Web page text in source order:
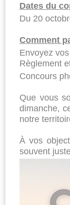
Dates du
Du 20
Comment
Envoyez
Règlement
Concours
Que vous
dimanche,
notre
À vos
souvent